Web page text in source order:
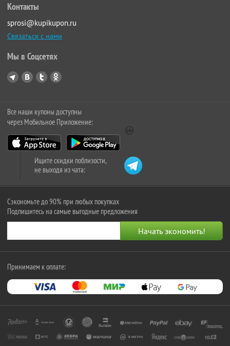
Контакты
sprosi@kupikupon.ru
Связаться с нами
Мы в Соцсетях
Все наши купоны доступны
через Мобильное Приложение:
Ищите скидки поблизости,
не выходя из чата:
Сэкономьте до 90% при любых покупках
Подпишитесь на самые выгодные предложения
Принимаем к оплате: